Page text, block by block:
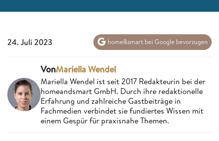
24. Juli 2023 home&smart bei Google bevorzugen
VonMariella Wendel
Mariella Wendel ist seit 2017 Redakteurin bei der
homeandsmart GmbH. Durch ihre redaktionelle
Erfahrung und zahlreiche Gastbeiträge in
Fachmedien verbindet sie fundiertes Wissen mit
einem Gespür für praxisnahe Themen.